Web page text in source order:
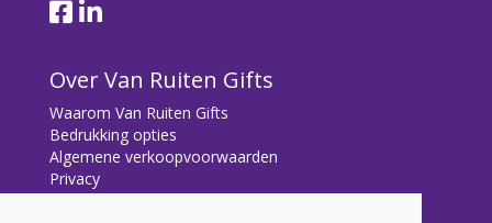
Over Van Ruiten Gifts
Waarom Van Ruiten Gifts
Bedrukking opties
Algemene verkoopvoorwaarden
Privacy
Contact